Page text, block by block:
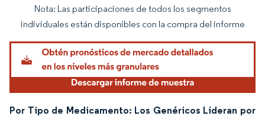
Imagen © Mordor Intelligence. El uso requiere atribución según CC BY 4.0.
Nota: Las participaciones de todos los segmentos
individuales están disponibles con la compra del informe
Por Tipo de Medicamento: Los Genéricos Lideran por